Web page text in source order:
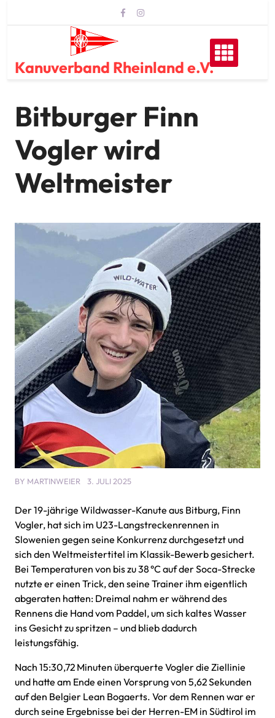
Kanuverband Rheinland e.V.
Bitburger Finn
Vogler wird
Weltmeister
BY MARTINWEIER 3. JULI 2025
Der 19-jährige Wildwasser-Kanute aus Bitburg, Finn
Vogler, hat sich im U23-Langstreckenrennen in
Slowenien gegen seine Konkurrenz durchgesetzt und
sich den Weltmeistertitel im Klassik-Bewerb gesichert.
Bei Temperaturen von bis zu 38 °C auf der Soca-Strecke
nutzte er einen Trick, den seine Trainer ihm eigentlich
abgeraten hatten: Dreimal nahm er während des
Rennens die Hand vom Paddel, um sich kaltes Wasser
ins Gesicht zu spritzen – und blieb dadurch
leistungsfähig.
Nach 15:30,72 Minuten überquerte Vogler die Ziellinie
und hatte am Ende einen Vorsprung von 5,62 Sekunden
auf den Belgier Lean Bogaerts. Vor dem Rennen war er
durch seine Ergebnisse bei der Herren-EM in Südtirol im